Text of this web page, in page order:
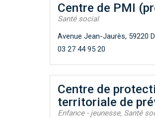
Centre de PMI
Santé social
Avenue Jean-Jaurès, 59220
03 27 44 95 20
Centre de
territoriale de
Enfance - jeunesse, Santé